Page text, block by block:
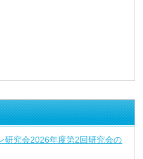
研究会2026年度第2回研究会の